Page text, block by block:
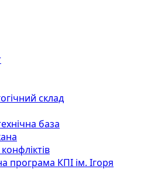
склад
база
програма КПІ ім. Ігоря